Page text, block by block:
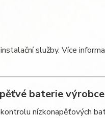
služby. Více
baterie
nízkonapěťových